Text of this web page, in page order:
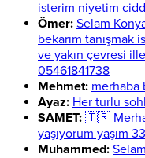
isterim niyetim
Ömer: Selam
bekarım
ve yakın çevresi
05461841738
Mehmet: merhaba
Ayaz: Her turlu
SAMET: 🇹🇷
yaşıyorum yaşım
Muhammed: